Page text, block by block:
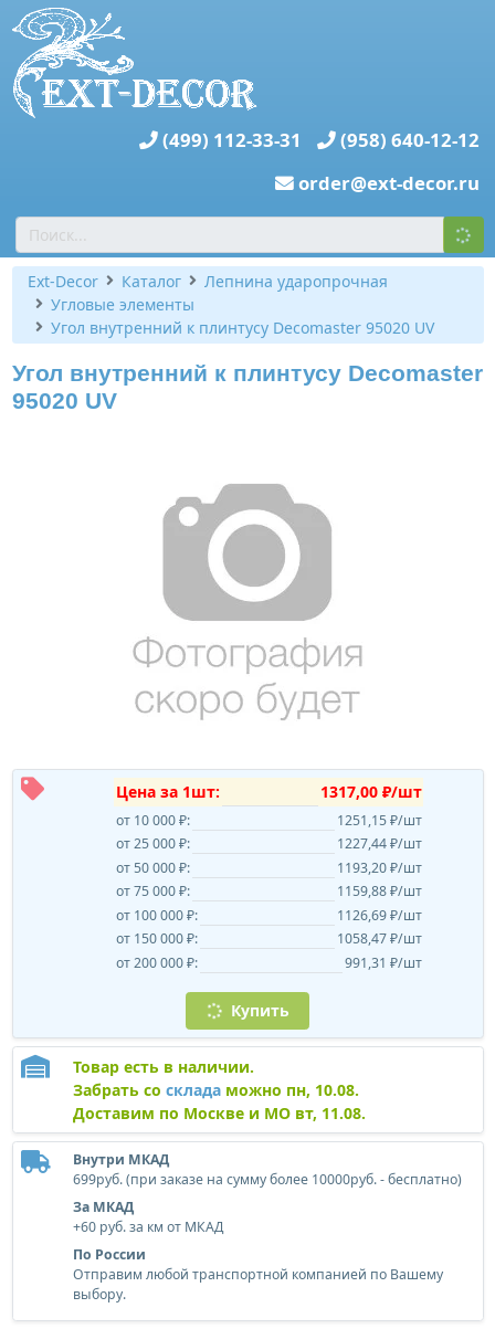
(499) 112-33-31
(958) 640-12-12
order@ext-decor.ru
Ext-Decor Каталог
Лепнина ударопрочная
Угловые элементы
Угол внутренний к плинтусу Decomaster 95020 UV
Угол внутренний к плинтусу Decomaster
95020 UV
Цена за 1шт: 1317,00 ₽/шт
от 10 000 ₽:
1251,15 ₽/шт
от 25 000 ₽:
1227,44 ₽/шт
от 50 000 ₽:
1193,20 ₽/шт
от 75 000 ₽:
1159,88 ₽/шт
от 100 000 ₽:
1126,69 ₽/шт
от 150 000 ₽:
1058,47 ₽/шт
от 200 000 ₽:
991,31 ₽/шт
Купить
Товар есть в наличии.
Забрать со складаможно пн, 10.08.
Доставим по Москве и МО вт, 11.08.
Внутри МКАД
699руб. (при заказе на сумму более 10000руб. - бесплатно)
За МКАД
+60 руб. за км от МКАД
По России
Отправим любой транспортной компанией по Вашему
выбору.